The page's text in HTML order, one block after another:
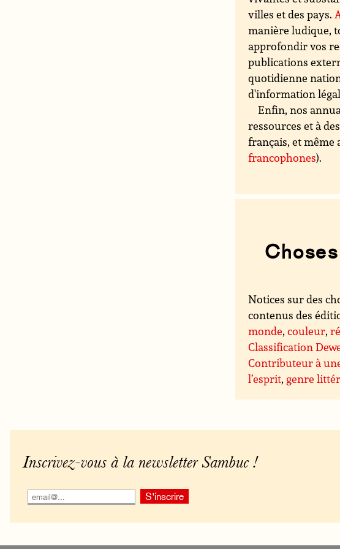
villes et des pays.
manière ludique,
approfondir vos
publications
quotidienne
d'information
Enfin, nos
ressources et à
français, et même
francophones).
Notices sur des
contenus des
monde,couleur,
Classification
Contributeur à
l’esprit, genre
Inscrivez-vous à la newsletter Sambuc !